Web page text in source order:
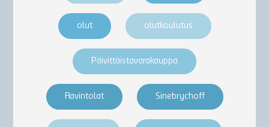
olut olutkoulutus
Päivittäistavarakauppa
Ravintolat Sinebrychoff